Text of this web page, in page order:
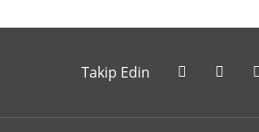
Takip Edin